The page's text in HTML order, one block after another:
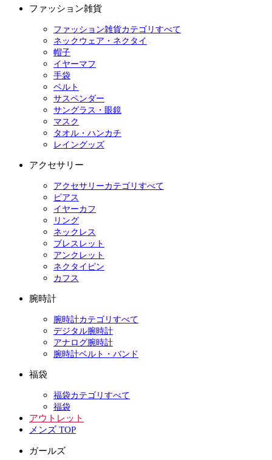
ファッション雑貨
ファッション雑貨カテゴリすべて
ネックウェア・ネクタイ
帽子
イヤーマフ
手袋
ベルト
サスペンダー
サングラス・眼鏡
マスク
タオル・ハンカチ
レイングッズ
アクセサリー
アクセサリーカテゴリすべて
ピアス
イヤーカフ
リング
ネックレス
ブレスレット
アンクレット
ネクタイピン
カフス
腕時計
腕時計カテゴリすべて
デジタル腕時計
アナログ腕時計
腕時計ベルト・バンド
福袋
福袋カテゴリすべて
福袋
アウトレット
メンズ TOP
ガールズ